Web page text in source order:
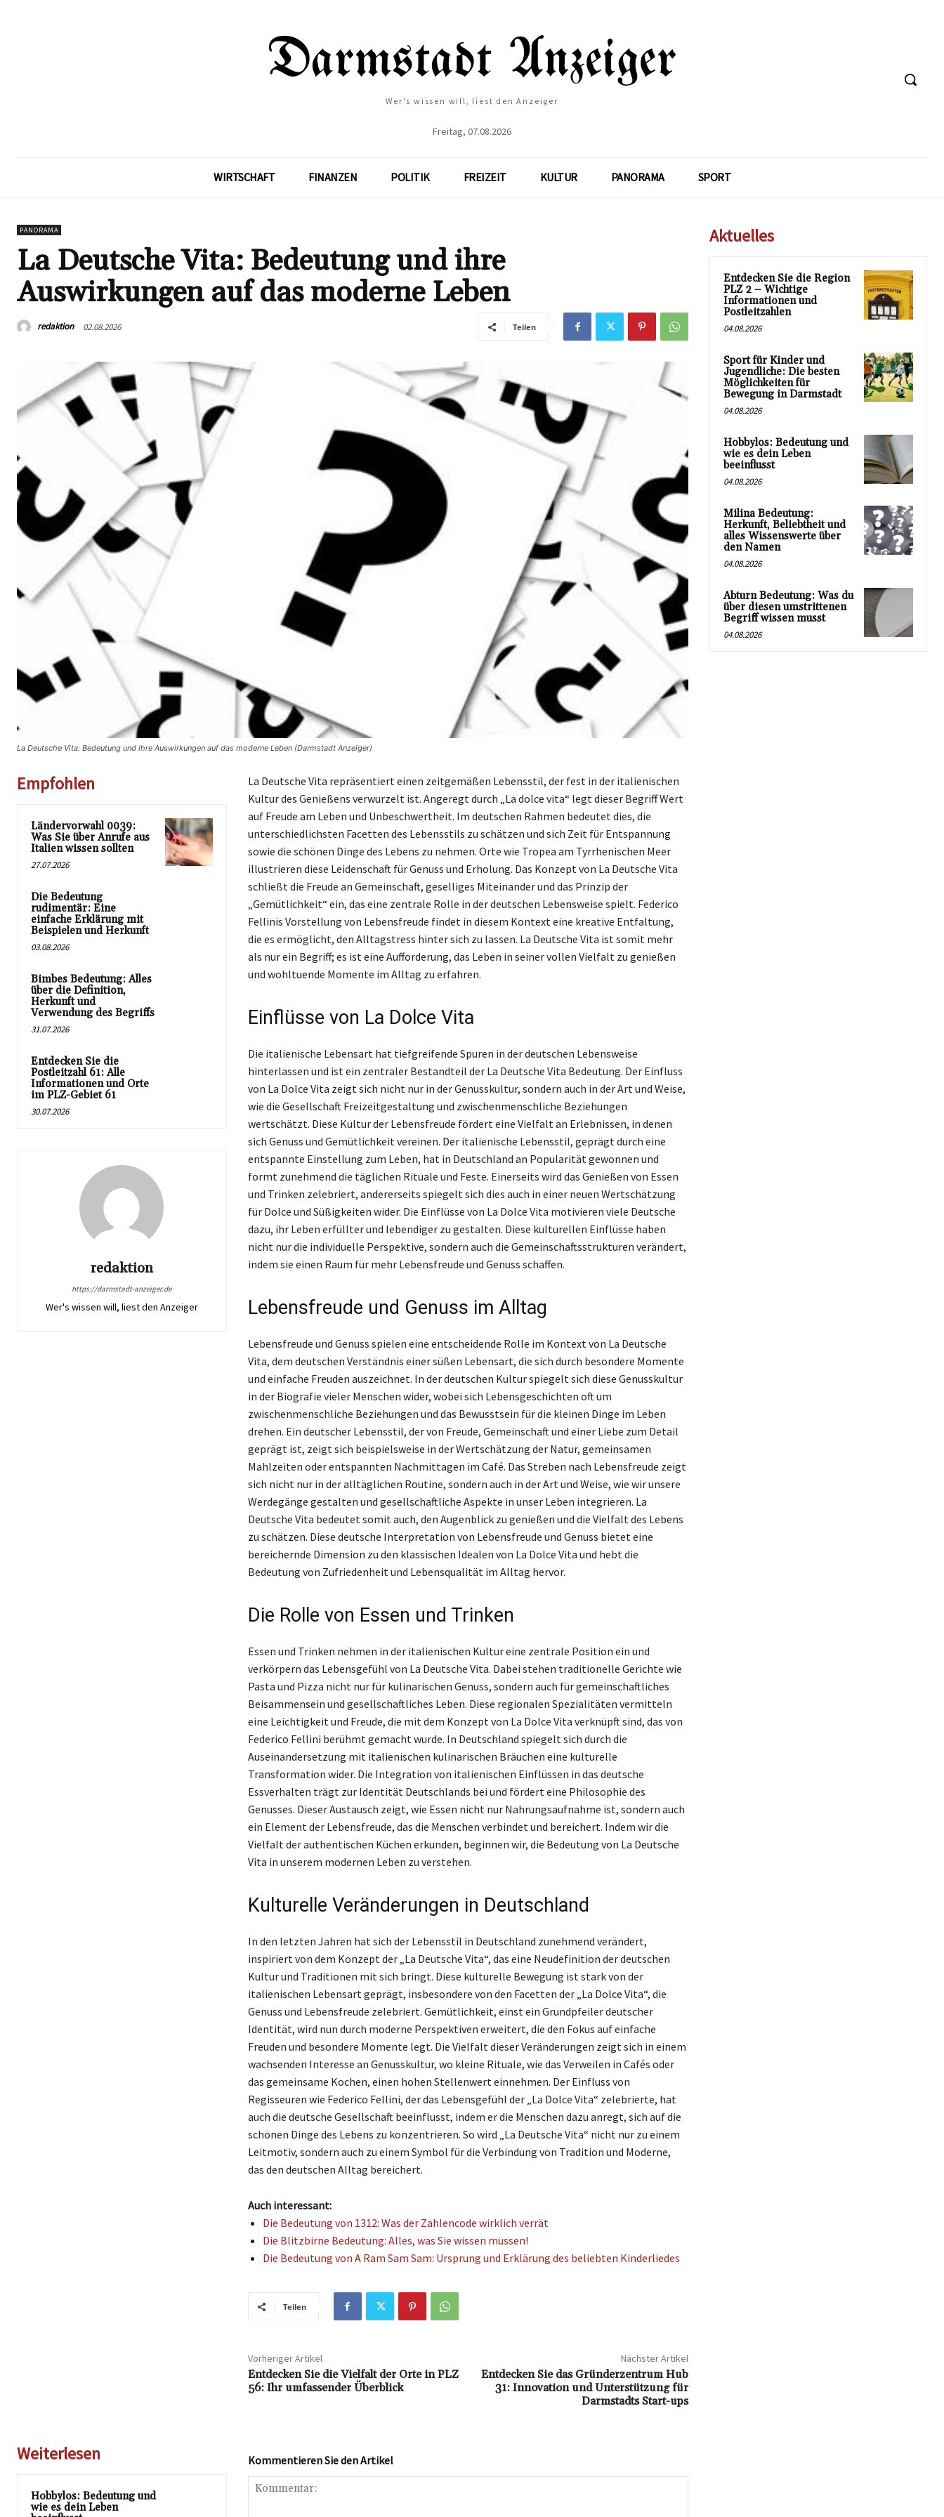
Wer's wissen will, liest den Anzeiger
Freitag, 07.08.2026
WIRTSCHAFT FINANZEN POLITIK FREIZEIT KULTUR PANORAMA SPORT
PANORAMA
La Deutsche Vita: Bedeutung und ihre
Auswirkungen auf das moderne Leben
redaktion 02.08.2026 Teilen
La Deutsche Vita: Bedeutung und ihre Auswirkungen auf das moderne Leben (Darmstadt Anzeiger)
Empfohlen
Ländervorwahl 0039:
Was Sie über Anrufe aus
Italien wissen sollten
27.07.2026
Die Bedeutung
rudimentär: Eine
einfache Erklärung mit
Beispielen und Herkunft
03.08.2026
Bimbes Bedeutung: Alles
über die Definition,
Herkunft und
Verwendung des Begriffs
31.07.2026
Entdecken Sie die
Postleitzahl 61: Alle
Informationen und Orte
im PLZ-Gebiet 61
30.07.2026
redaktion
https://darmstadt-anzeiger.de
Wer's wissen will, liest den Anzeiger
La Deutsche Vita repräsentiert einen zeitgemäßen Lebensstil, der fest in der italienischen
Kultur des Genießens verwurzelt ist. Angeregt durch „La dolce vita“ legt dieser Begriff Wert
auf Freude am Leben und Unbeschwertheit. Im deutschen Rahmen bedeutet dies, die
unterschiedlichsten Facetten des Lebensstils zu schätzen und sich Zeit für Entspannung
sowie die schönen Dinge des Lebens zu nehmen. Orte wie Tropea am Tyrrhenischen Meer
illustrieren diese Leidenschaft für Genuss und Erholung. Das Konzept von La Deutsche Vita
schließt die Freude an Gemeinschaft, geselliges Miteinander und das Prinzip der
„Gemütlichkeit“ ein, das eine zentrale Rolle in der deutschen Lebensweise spielt. Federico
Fellinis Vorstellung von Lebensfreude findet in diesem Kontext eine kreative Entfaltung,
die es ermöglicht, den Alltagstress hinter sich zu lassen. La Deutsche Vita ist somit mehr
als nur ein Begriff; es ist eine Aufforderung, das Leben in seiner vollen Vielfalt zu genießen
und wohltuende Momente im Alltag zu erfahren.
Einflüsse von La Dolce Vita
Die italienische Lebensart hat tiefgreifende Spuren in der deutschen Lebensweise
hinterlassen und ist ein zentraler Bestandteil der La Deutsche Vita Bedeutung. Der Einfluss
von La Dolce Vita zeigt sich nicht nur in der Genusskultur, sondern auch in der Art und Weise,
wie die Gesellschaft Freizeitgestaltung und zwischenmenschliche Beziehungen
wertschätzt. Diese Kultur der Lebensfreude fördert eine Vielfalt an Erlebnissen, in denen
sich Genuss und Gemütlichkeit vereinen. Der italienische Lebensstil, geprägt durch eine
entspannte Einstellung zum Leben, hat in Deutschland an Popularität gewonnen und
formt zunehmend die täglichen Rituale und Feste. Einerseits wird das Genießen von Essen
und Trinken zelebriert, andererseits spiegelt sich dies auch in einer neuen Wertschätzung
für Dolce und Süßigkeiten wider. Die Einflüsse von La Dolce Vita motivieren viele Deutsche
dazu, ihr Leben erfüllter und lebendiger zu gestalten. Diese kulturellen Einflüsse haben
nicht nur die individuelle Perspektive, sondern auch die Gemeinschaftsstrukturen verändert,
indem sie einen Raum für mehr Lebensfreude und Genuss schaffen.
Lebensfreude und Genuss im Alltag
Lebensfreude und Genuss spielen eine entscheidende Rolle im Kontext von La Deutsche
Vita, dem deutschen Verständnis einer süßen Lebensart, die sich durch besondere Momente
und einfache Freuden auszeichnet. In der deutschen Kultur spiegelt sich diese Genusskultur
in der Biografie vieler Menschen wider, wobei sich Lebensgeschichten oft um
zwischenmenschliche Beziehungen und das Bewusstsein für die kleinen Dinge im Leben
drehen. Ein deutscher Lebensstil, der von Freude, Gemeinschaft und einer Liebe zum Detail
geprägt ist, zeigt sich beispielsweise in der Wertschätzung der Natur, gemeinsamen
Mahlzeiten oder entspannten Nachmittagen im Café. Das Streben nach Lebensfreude zeigt
sich nicht nur in der alltäglichen Routine, sondern auch in der Art und Weise, wie wir unsere
Werdegänge gestalten und gesellschaftliche Aspekte in unser Leben integrieren. La
Deutsche Vita bedeutet somit auch, den Augenblick zu genießen und die Vielfalt des Lebens
zu schätzen. Diese deutsche Interpretation von Lebensfreude und Genuss bietet eine
bereichernde Dimension zu den klassischen Idealen von La Dolce Vita und hebt die
Bedeutung von Zufriedenheit und Lebensqualität im Alltag hervor.
Die Rolle von Essen und Trinken
Essen und Trinken nehmen in der italienischen Kultur eine zentrale Position ein und
verkörpern das Lebensgefühl von La Deutsche Vita. Dabei stehen traditionelle Gerichte wie
Pasta und Pizza nicht nur für kulinarischen Genuss, sondern auch für gemeinschaftliches
Beisammensein und gesellschaftliches Leben. Diese regionalen Spezialitäten vermitteln
eine Leichtigkeit und Freude, die mit dem Konzept von La Dolce Vita verknüpft sind, das von
Federico Fellini berühmt gemacht wurde. In Deutschland spiegelt sich durch die
Auseinandersetzung mit italienischen kulinarischen Bräuchen eine kulturelle
Transformation wider. Die Integration von italienischen Einflüssen in das deutsche
Essverhalten trägt zur Identität Deutschlands bei und fördert eine Philosophie des
Genusses. Dieser Austausch zeigt, wie Essen nicht nur Nahrungsaufnahme ist, sondern auch
ein Element der Lebensfreude, das die Menschen verbindet und bereichert. Indem wir die
Vielfalt der authentischen Küchen erkunden, beginnen wir, die Bedeutung von La Deutsche
Vita in unserem modernen Leben zu verstehen.
Kulturelle Veränderungen in Deutschland
In den letzten Jahren hat sich der Lebensstil in Deutschland zunehmend verändert,
inspiriert von dem Konzept der „La Deutsche Vita“, das eine Neudefinition der deutschen
Kultur und Traditionen mit sich bringt. Diese kulturelle Bewegung ist stark von der
italienischen Lebensart geprägt, insbesondere von den Facetten der „La Dolce Vita“, die
Genuss und Lebensfreude zelebriert. Gemütlichkeit, einst ein Grundpfeiler deutscher
Identität, wird nun durch moderne Perspektiven erweitert, die den Fokus auf einfache
Freuden und besondere Momente legt. Die Vielfalt dieser Veränderungen zeigt sich in einem
wachsenden Interesse an Genusskultur, wo kleine Rituale, wie das Verweilen in Cafés oder
das gemeinsame Kochen, einen hohen Stellenwert einnehmen. Der Einfluss von
Regisseuren wie Federico Fellini, der das Lebensgefühl der „La Dolce Vita“ zelebrierte, hat
auch die deutsche Gesellschaft beeinflusst, indem er die Menschen dazu anregt, sich auf die
schönen Dinge des Lebens zu konzentrieren. So wird „La Deutsche Vita“ nicht nur zu einem
Leitmotiv, sondern auch zu einem Symbol für die Verbindung von Tradition und Moderne,
das den deutschen Alltag bereichert.
Auch interessant:
Die Bedeutung von 1312: Was der Zahlencode wirklich verrät
Die Blitzbirne Bedeutung: Alles, was Sie wissen müssen!
Die Bedeutung von A Ram Sam Sam: Ursprung und Erklärung des beliebten Kinderliedes
Teilen
Vorheriger Artikel
Entdecken Sie die Vielfalt der Orte in PLZ
56: Ihr umfassender Überblick
Nächster Artikel
Entdecken Sie das Gründerzentrum Hub
31: Innovation und Unterstützung für
Darmstadts Start-ups
Weiterlesen
Hobbylos: Bedeutung und
wie es dein Leben
Kommentieren Sie den Artikel
Aktuelles
Entdecken Sie die Region
PLZ 2 – Wichtige
Informationen und
Postleitzahlen
04.08.2026
Sport für Kinder und
Jugendliche: Die besten
Möglichkeiten für
Bewegung in Darmstadt
04.08.2026
Hobbylos: Bedeutung und
wie es dein Leben
beeinflusst
04.08.2026
Milina Bedeutung:
Herkunft, Beliebtheit und
alles Wissenswerte über
den Namen
04.08.2026
Abturn Bedeutung: Was du
über diesen umstrittenen
Begriff wissen musst
04.08.2026